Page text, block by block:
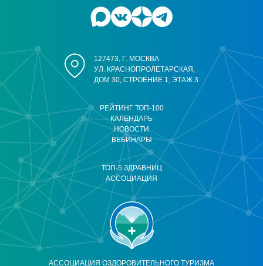
АССОЦИАЦИЯ ОЗДОРОВИТЕЛЬНОГО ТУРИЗМА
РЕЙТИНГ ТОП-100
КАЛЕНДАРЬ
НОВОСТИ
ВЕБИНАРЫ
ТОП-5 ЗДРАВНИЦ
АССОЦИАЦИЯ
127473, Г. МОСКВА
УЛ. КРАСНОПРОЛЕТАРСКАЯ,
ДОМ 30, СТРОЕНИЕ 1, ЭТАЖ 3